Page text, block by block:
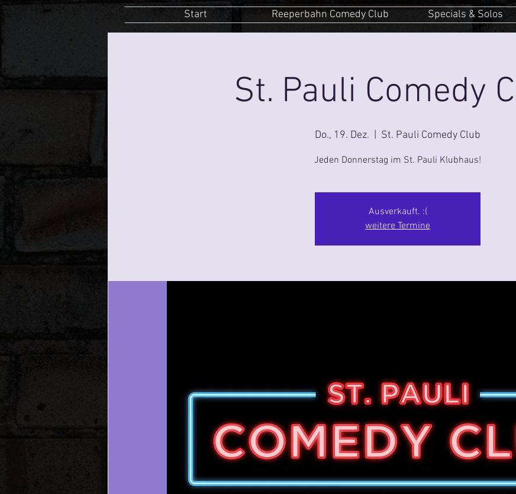
Start Reeperbahn Comedy Club Specials & Solos
St. Pauli Comedy
Do., 19. Dez. St. Pauli Comedy Club
Jeden Donnerstag im St. Pauli Klubhaus!
Ausverkauft. :(
weitere Termine